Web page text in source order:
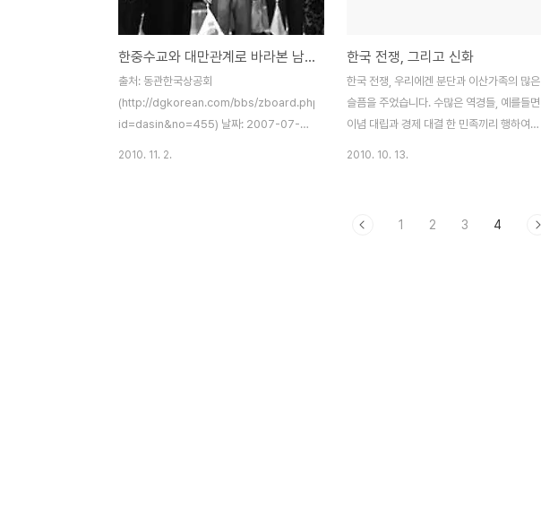
한중수교와 대만관계로 바라본 남북한의 미래
출처: 동관한국상공회
(http://dgkorean.com/bbs/zboard.php?
id=dasin&no=455) 날짜: 2007-07-14
2010. 11. 2.
한국 전쟁, 그리고 신화
한국 전쟁, 우리에겐 분단과 이산가족의 많은
슬픔을 주었습니다. 수많은 역경들, 예를들면
이념 대립과 경제 대결 한 민족끼리 행하여
잘 산다고 해서 마음까지 윤택해질 수 있는
2010. 10. 13.
1 2 3 4